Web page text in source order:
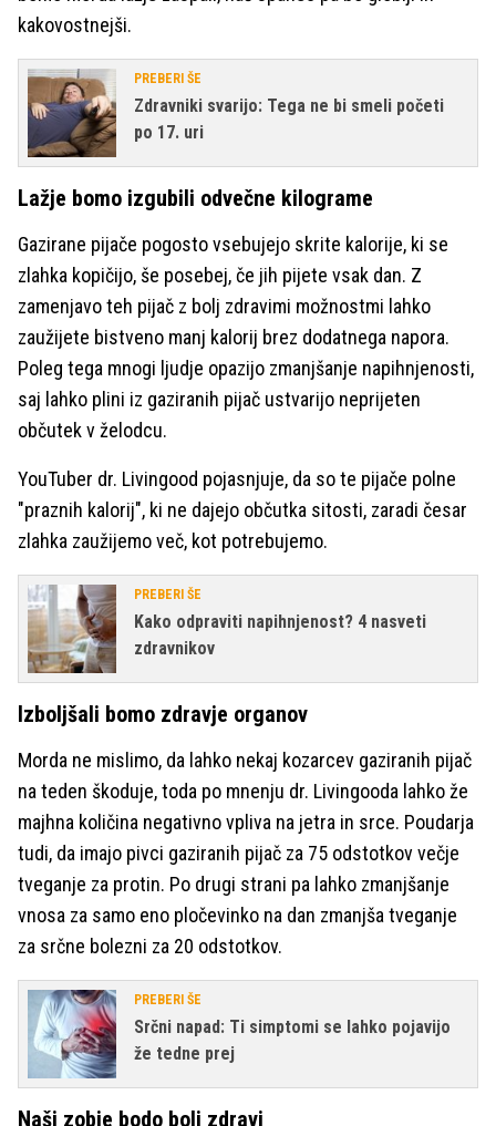
kakovostnejši.
PREBERI ŠE
Zdravniki svarijo: Tega ne bi smeli početi
po 17. uri
Lažje bomo izgubili odvečne kilograme
Gazirane pijače pogosto vsebujejo skrite kalorije, ki se
zlahka kopičijo, še posebej, če jih pijete vsak dan. Z
zamenjavo teh pijač z bolj zdravimi možnostmi lahko
zaužijete bistveno manj kalorij brez dodatnega napora.
Poleg tega mnogi ljudje opazijo zmanjšanje napihnjenosti,
saj lahko plini iz gaziranih pijač ustvarijo neprijeten
občutek v želodcu.
YouTuber dr. Livingood pojasnjuje, da so te pijače polne
"praznih kalorij", ki ne dajejo občutka sitosti, zaradi česar
zlahka zaužijemo več, kot potrebujemo.
PREBERI ŠE
Kako odpraviti napihnjenost? 4 nasveti
zdravnikov
Izboljšali bomo zdravje organov
Morda ne mislimo, da lahko nekaj kozarcev gaziranih pijač
na teden škoduje, toda po mnenju dr. Livingooda lahko že
majhna količina negativno vpliva na jetra in srce. Poudarja
tudi, da imajo pivci gaziranih pijač za 75 odstotkov večje
tveganje za protin. Po drugi strani pa lahko zmanjšanje
vnosa za samo eno pločevinko na dan zmanjša tveganje
za srčne bolezni za 20 odstotkov.
PREBERI ŠE
Srčni napad: Ti simptomi se lahko pojavijo
že tedne prej
Naši zobje bodo bolj zdravi